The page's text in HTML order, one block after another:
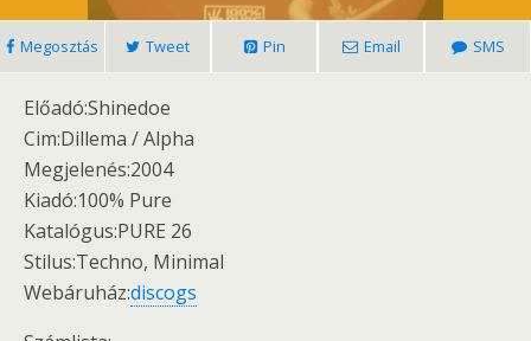
Megosztás Tweet Pin Email SMS
Előadó:Shinedoe
Cim:Dillema / Alpha
Megjelenés:2004
Kiadó:100% Pure ‎ ‎
Katalógus:PURE 26
Stilus:Techno, Minimal
Webáruház:discogs